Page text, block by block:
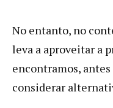
No entanto, no
leva a aproveitar a
encontramos,
considerar